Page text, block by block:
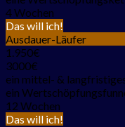
4 Wochen
Das will ich!
Ausdauer-Läufer
1.950€
3000€
ein mittel- &
ein
12 Wochen
Das will ich!